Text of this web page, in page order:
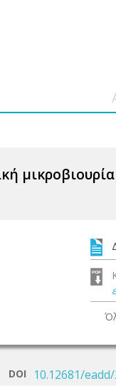
μικροβιουρία
DOI 10.12681/